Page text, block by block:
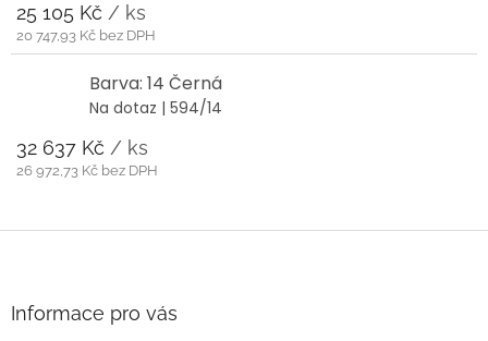
25 105 Kč / ks
20 747,93 Kč bez DPH
Barva: 14 Černá
Na dotaz | 594/14
32 637 Kč / ks
26 972,73 Kč bez DPH
Informace pro vás